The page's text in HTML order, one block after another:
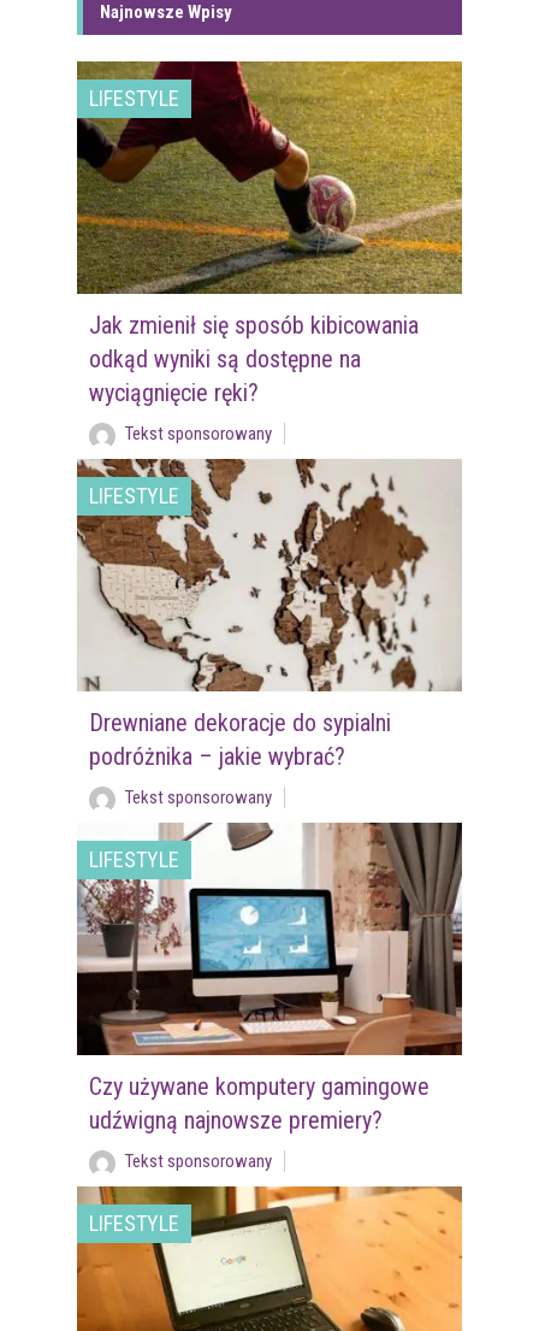
Najnowsze Wpisy
LIFESTYLE
Jak zmienił się sposób kibicowania
odkąd wyniki są dostępne na
wyciągnięcie ręki?
Tekst sponsorowany
LIFESTYLE
Drewniane dekoracje do sypialni
podróżnika – jakie wybrać?
Tekst sponsorowany
LIFESTYLE
Czy używane komputery gamingowe
udźwigną najnowsze premiery?
Tekst sponsorowany
LIFESTYLE